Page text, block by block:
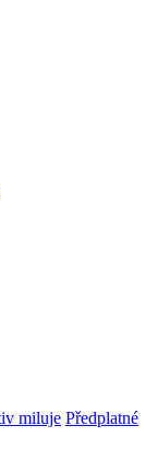
miluje Předplatné